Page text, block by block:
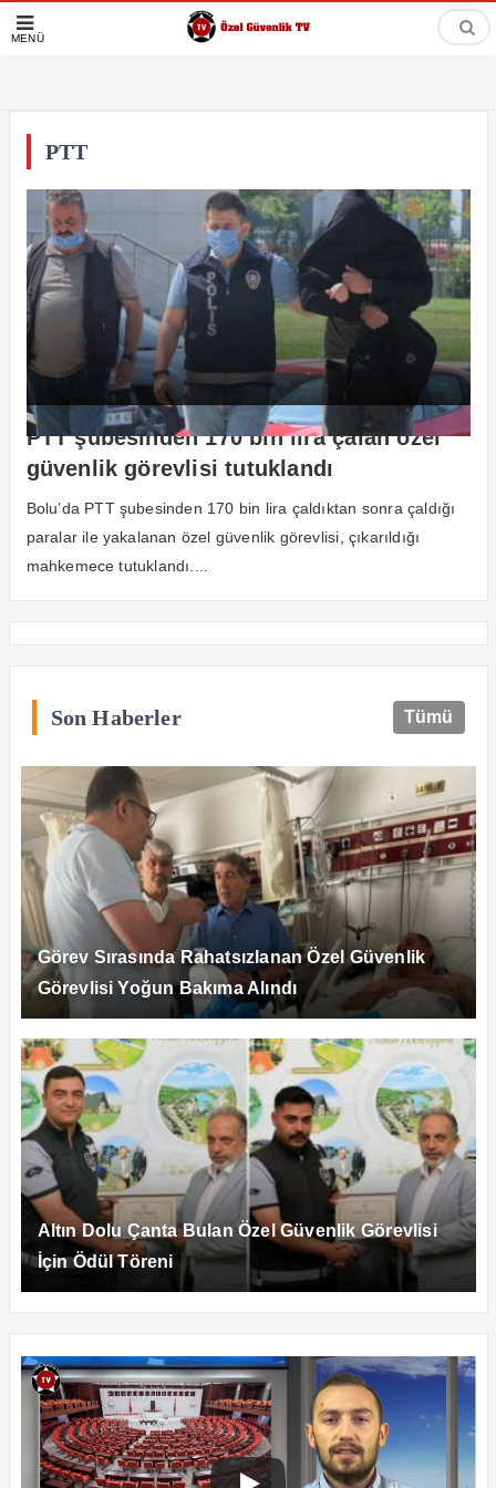
MENÜ
PTT
PTT şubesinden 170 bin lira çalan özel
güvenlik görevlisi tutuklandı
Bolu’da PTT şubesinden 170 bin lira çaldıktan sonra çaldığı
paralar ile yakalanan özel güvenlik görevlisi, çıkarıldığı
mahkemece tutuklandı....
Son Haberler Tümü
Görev Sırasında Rahatsızlanan Özel Güvenlik
Görevlisi Yoğun Bakıma Alındı
Altın Dolu Çanta Bulan Özel Güvenlik Görevlisi
İçin Ödül Töreni